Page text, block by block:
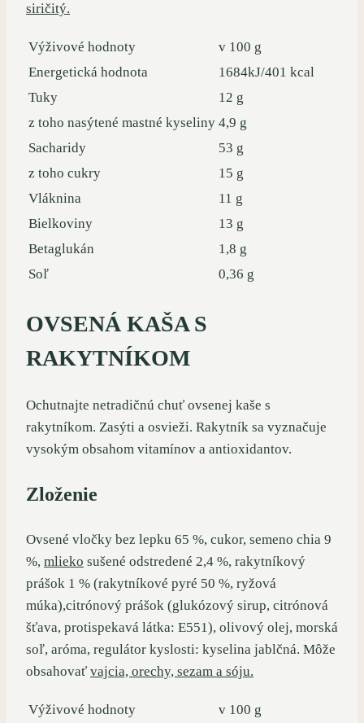
siričitý.
Výživové hodnoty
v 100 g
Energetická hodnota
1684kJ/401 kcal
Tuky
12 g
z toho nasýtené mastné kyseliny 4,9 g
Sacharidy
53 g
z toho cukry
15 g
Vláknina
11 g
Bielkoviny
13 g
Betaglukán
1,8 g
Soľ
0,36 g
OVSENÁ KAŠA S
RAKYTNÍKOM
Ochutnajte netradičnú chuť ovsenej kaše s
rakytníkom. Zasýti a osvieži. Rakytník sa vyznačuje
vysokým obsahom vitamínov a antioxidantov.
Zloženie
Ovsené vločky bez lepku 65 %, cukor, semeno chia 9
%, mlieko sušené odstredené 2,4 %, rakytníkový
prášok 1 % (rakytníkové pyré 50 %, ryžová
múka),citrónový prášok (glukózový sirup, citrónová
šťava, protispekavá látka: E551), olivový olej, morská
soľ, aróma, regulátor kyslosti: kyselina jablčná. Môže
obsahovať vajcia, orechy, sezam a sóju.
Výživové hodnoty
v 100 g